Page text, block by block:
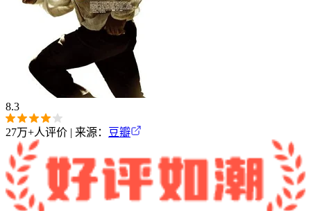
8.3
27万+人评价 | 来源： 豆瓣